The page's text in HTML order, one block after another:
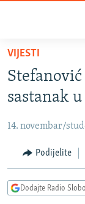
Pređite
glavni
sadržaj
na
navigaciju
Pređite
na
VIJESTI
BOSNA I
KOSOVO
CRNA GORA
VIDEO
PODCASTI
VIJESTI
Stefanović
sastanak
14. novembar/
Podijelite
Dodajte Radio